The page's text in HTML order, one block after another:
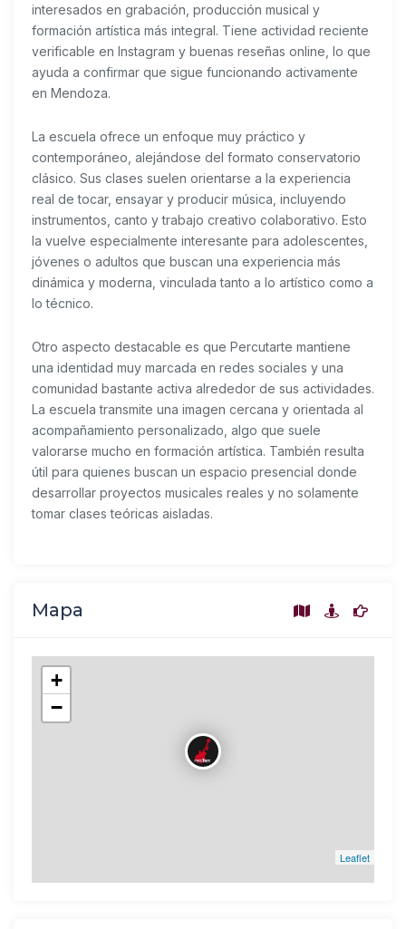
interesados en grabación, producción musical y
formación artística más integral. Tiene actividad reciente
verificable en Instagram y buenas reseñas online, lo que
ayuda a confirmar que sigue funcionando activamente
en Mendoza.
La escuela ofrece un enfoque muy práctico y
contemporáneo, alejándose del formato conservatorio
clásico. Sus clases suelen orientarse a la experiencia
real de tocar, ensayar y producir música, incluyendo
instrumentos, canto y trabajo creativo colaborativo. Esto
la vuelve especialmente interesante para adolescentes,
jóvenes o adultos que buscan una experiencia más
dinámica y moderna, vinculada tanto a lo artístico como a
lo técnico.
Otro aspecto destacable es que Percutarte mantiene
una identidad muy marcada en redes sociales y una
comunidad bastante activa alrededor de sus actividades.
La escuela transmite una imagen cercana y orientada al
acompañamiento personalizado, algo que suele
valorarse mucho en formación artística. También resulta
útil para quienes buscan un espacio presencial donde
desarrollar proyectos musicales reales y no solamente
tomar clases teóricas aisladas.
Mapa
+
−
Leaflet